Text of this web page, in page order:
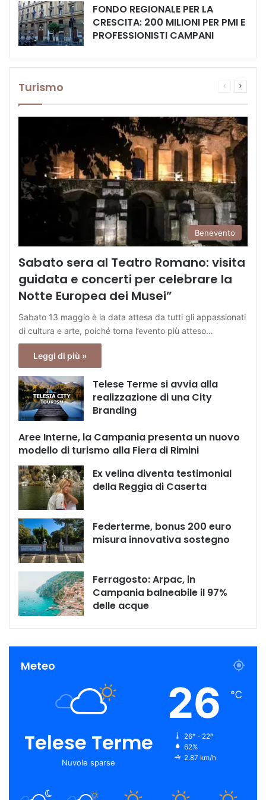
FONDO REGIONALE PER LA
CRESCITA: 200 MILIONI PER PMI E
PROFESSIONISTI CAMPANI
Turismo
Pagina
Benevento
Sabato sera al Teatro Romano: visita
guidata e concerti per celebrare la
Notte Europea dei Musei”
Sabato 13 maggio è la data attesa da tutti gli appassionati
di cultura e arte, poiché torna l’evento più atteso…
Leggi di più »
Telese Terme si avvia alla
realizzazione di una City
Branding
Aree Interne, la Campania presenta un nuovo
modello di turismo alla Fiera di Rimini
Ex velina diventa testimonial
della Reggia di Caserta
Federterme, bonus 200 euro
misura innovativa sostegno
Ferragosto: Arpac, in
Campania balneabile il 97%
delle acque
Meteo
Telese Terme
Nuvole sparse
26 ℃
26º - 22º
62%
2.87 km/h